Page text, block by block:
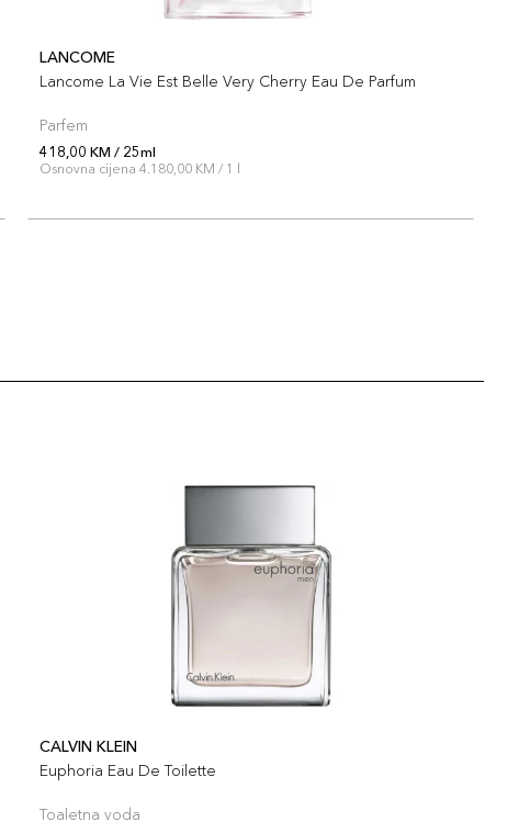
LANCOME
Lancome La Vie Est Belle Very Cherry Eau De Parfum
Parfem
418,00 KM / 25ml
Osnovna cijena 4.180,00 KM / 1 l
CALVIN KLEIN
Euphoria Eau De Toilette
Toaletna voda